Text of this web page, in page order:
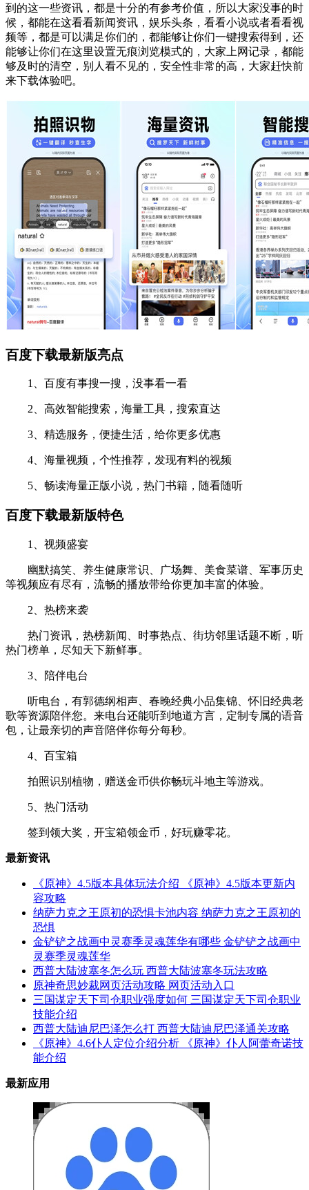
到的这一些资讯，都是十分的有参考价值，所以大家没事的时
候，都能在这看看新闻资讯，娱乐头条，看看小说或者看看视
频等，都是可以满足你们的，都能够让你们一键搜索得到，还
能够让你们在这里设置无痕浏览模式的，大家上网记录，都能
够及时的清空，别人看不见的，安全性非常的高，大家赶快前
来下载体验吧。
百度下载最新版亮点
1、百度有事搜一搜，没事看一看
2、高效智能搜索，海量工具，搜索直达
3、精选服务，便捷生活，给你更多优惠
4、海量视频，个性推荐，发现有料的视频
5、畅读海量正版小说，热门书籍，随看随听
百度下载最新版特色
1、视频盛宴
幽默搞笑、养生健康常识、广场舞、美食菜谱、军事历史
等视频应有尽有，流畅的播放带给你更加丰富的体验。
2、热榜来袭
热门资讯，热榜新闻、时事热点、街坊邻里话题不断，听
热门榜单，尽知天下新鲜事。
3、陪伴电台
听电台，有郭德纲相声、春晚经典小品集锦、怀旧经典老
歌等资源陪伴您。来电台还能听到地道方言，定制专属的语音
包，让最亲切的声音陪伴你每分每秒。
4、百宝箱
拍照识别植物，赠送金币供你畅玩斗地主等游戏。
5、热门活动
签到领大奖，开宝箱领金币，好玩赚零花。
最新资讯
《原神》4.5版本具体玩法介绍 《原神》4.5版本更新内
容攻略
纳萨力克之王原初的恐惧卡池内容 纳萨力克之王原初的
恐惧
金铲铲之战画中灵赛季灵魂莲华有哪些 金铲铲之战画中
灵赛季灵魂莲华
西普大陆波塞冬怎么玩 西普大陆波塞冬玩法攻略
原神奇思妙裁网页活动攻略 网页活动入口
三国谋定天下司仓职业强度如何 三国谋定天下司仓职业
技能介绍
西普大陆迪尼巴泽怎么打 西普大陆迪尼巴泽通关攻略
《原神》4.6仆人定位介绍分析 《原神》仆人阿蕾奇诺技
能介绍
最新应用